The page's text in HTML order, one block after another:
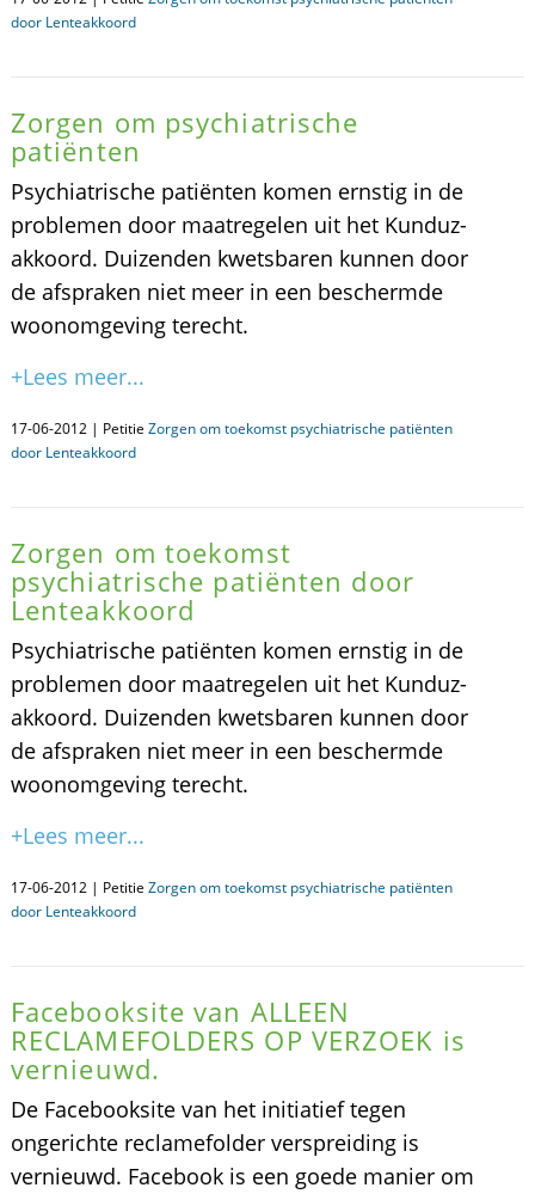
door Lenteakkoord
Zorgen om psychiatrische
patiënten
Psychiatrische patiënten komen ernstig in de
problemen door maatregelen uit het Kunduz-
akkoord. Duizenden kwetsbaren kunnen door
de afspraken niet meer in een beschermde
woonomgeving terecht.
+Lees meer...
17-06-2012 | Petitie Zorgen om toekomst psychiatrische patiënten
door Lenteakkoord
Zorgen om toekomst
psychiatrische patiënten door
Lenteakkoord
Psychiatrische patiënten komen ernstig in de
problemen door maatregelen uit het Kunduz-
akkoord. Duizenden kwetsbaren kunnen door
de afspraken niet meer in een beschermde
woonomgeving terecht.
+Lees meer...
17-06-2012 | Petitie Zorgen om toekomst psychiatrische patiënten
door Lenteakkoord
Facebooksite van ALLEEN
RECLAMEFOLDERS OP VERZOEK is
vernieuwd.
De Facebooksite van het initiatief tegen
ongerichte reclamefolder verspreiding is
vernieuwd. Facebook is een goede manier om